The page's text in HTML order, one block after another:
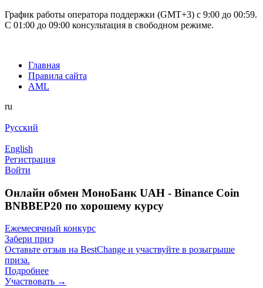
График работы оператора поддержки (GMT+3) c 9:00 до 00:59.
С 01:00 до 09:00 консультация в свободном режиме.
Главная
Правила сайта
AML
ru
Русский
English
Регистрация
Войти
Онлайн обмен МоноБанк UAH - Binance Coin
BNBBEP20 по хорошему курсу
Ежемесячный конкурс
Забери приз
Оставьте отзыв на BestChange и участвуйте в розыгрыше
приза.
Подробнее
Участвовать →